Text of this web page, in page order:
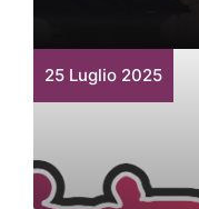
25 Luglio 2025